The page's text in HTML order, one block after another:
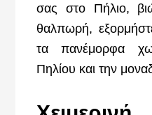
σας στο Πήλιο,
θαλπωρή,
τα πανέμορφα
Πηλίου και την